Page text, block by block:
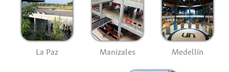
La Paz Manizales Medellín